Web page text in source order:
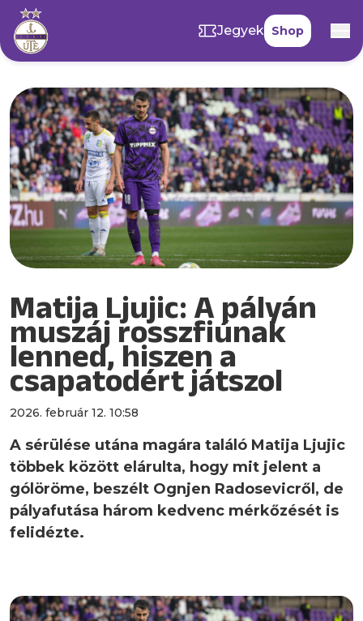
Jegyek Shop
Matija Ljujic: A pályán
muszáj rosszfiúnak
lenned, hiszen a
csapatodért játszol
2026. február 12. 10:58
A sérülése utána magára találó Matija Ljujic
többek között elárulta, hogy mit jelent a
gólöröme, beszélt Ognjen Radosevicről, de
pályafutása három kedvenc mérkőzését is
felidézte.